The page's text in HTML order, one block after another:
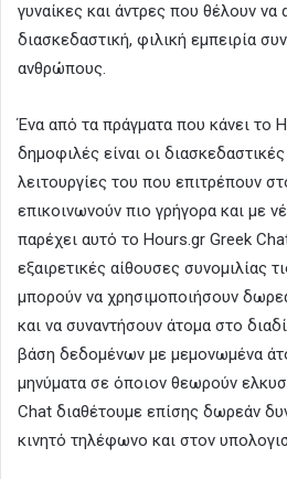
γυναίκες και άντρες που θέλουν να
διασκεδαστική, φιλική εμπειρία
ανθρώπους.
Ένα από τα πράγματα που κάνει το
δημοφιλές είναι οι
λειτουργίες του που επιτρέπουν
επικοινωνούν πιο γρήγορα και με
παρέχει αυτό το Hours.gr Greek
εξαιρετικές αίθουσες συνομιλίας
μπορούν να χρησιμοποιήσουν
και να συναντήσουν άτομα στο
βάση δεδομένων με μεμονωμένα
μηνύματα σε όποιον θεωρούν
Chat διαθέτουμε επίσης δωρεάν
κινητό τηλέφωνο και στον